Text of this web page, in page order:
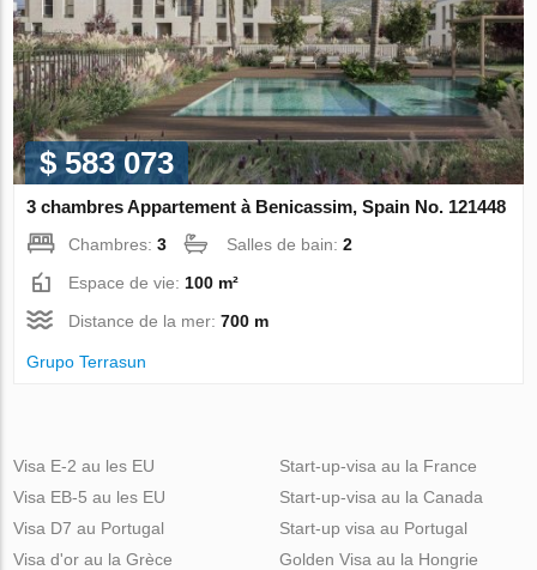
$ 583 073
3 chambres Appartement à Benicassim, Spain No. 121448
Chambres:3 Salles de bain:2
Espace de vie: 100 m²
Distance de la mer:700 m
Grupo Terrasun
Visa E-2 au les EU
Visa EB-5 au les EU
Visa D7 au Portugal
Visa d'or au la Grèce
Start-up-visa au la France
Start-up-visa au la Canada
Start-up visa au Portugal
Golden Visa au la Hongrie